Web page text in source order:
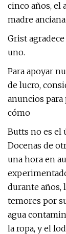
cinco años, el
madre
Grist
uno.
Para apoyar
de lucro,
anuncios
cómo
Butts no es el
Docenas de
una hora en
durante años,
temores por
agua
la ropa, y el